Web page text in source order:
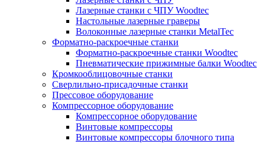
Лазерные станки с ЧПУ Woodtec
Настольные лазерные граверы
Волоконные лазерные станки MetalTec
Форматно-раскроечные станки
Форматно-раскроечные станки Woodtec
Пневматические прижимные балки Woodtec
Кромкооблицовочные станки
Сверлильно-присадочные станки
Прессовое оборудование
Компрессорное оборудование
Компрессорное оборудование
Винтовые компрессоры
Винтовые компрессоры блочного типа